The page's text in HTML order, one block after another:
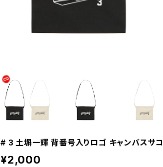
# 3 土塀一輝 背番号入りロゴ キャンバスサ
¥2,000